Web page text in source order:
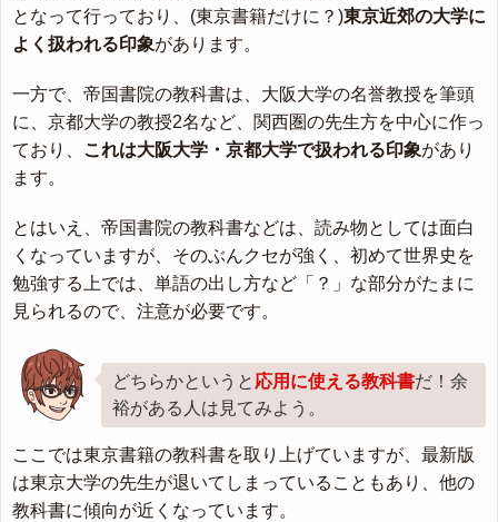
となって行っており、(東京書籍だけに？)東京近郊の大学に
よく扱われる印象があります。
一方で、帝国書院の教科書は、大阪大学の名誉教授を筆頭
に、京都大学の教授2名など、関西圏の先生方を中心に作っ
ており、
これは大阪大学・京都大学で扱われる印象があり
ます。
とはいえ、帝国書院の教科書などは、読み物としては面白
くなっていますが、そのぶんクセが強く、初めて世界史を
勉強する上では、単語の出し方など「？」な部分がたまに
見られるので、注意が必要です。
どちらかというと 応用に使える教科書だ！余
裕がある人は見てみよう。
ここでは東京書籍の教科書を取り上げていますが、最新版
は東京大学の先生が退いてしまっていることもあり、他の
教科書に傾向が近くなっています。